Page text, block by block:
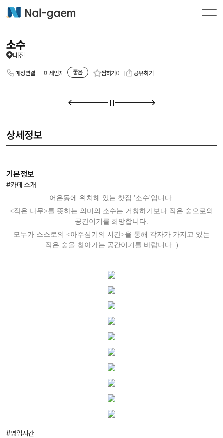
소수
대전
매장연결 미세먼지 좋음 찜하기 0 공유하기
상세정보
기본정보
#카페 소개
어은동에 위치해 있는 찻집 '소수'입니다.
<작은 나무>를 뜻하는 의미의 소수는 거창하기보다 작은 숲으로의
공간이기를 희망합니다.
모두가 스스로의 <아주심기의 시간>을 통해 각자가 가지고 있는
작은 숲을 찾아가는 공간이기를 바랍니다 :)
#영업시간